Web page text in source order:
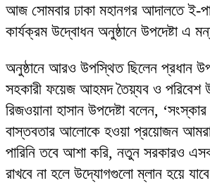
আজ সোমবার ঢাকা মহানগর আদালতে ই-
কার্যক্রম উদ্বোধন অনুষ্ঠানে উপদেষ্টা এ
অনুষ্ঠানে আরও উপস্থিত ছিলেন প্রধান
সহকারী ফয়েজ আহমদ তৈয়্যব ও পরিবেশ
রিজওয়ানা হাসান উপদেষ্টা বলেন,
বাস্তবতার আলোকে হওয়া প্রয়োজন
পারিনি তবে আশা করি, নতুন সরকারও
রাখবে না হলে উদ্যোগগুলো ম্লান হয়ে